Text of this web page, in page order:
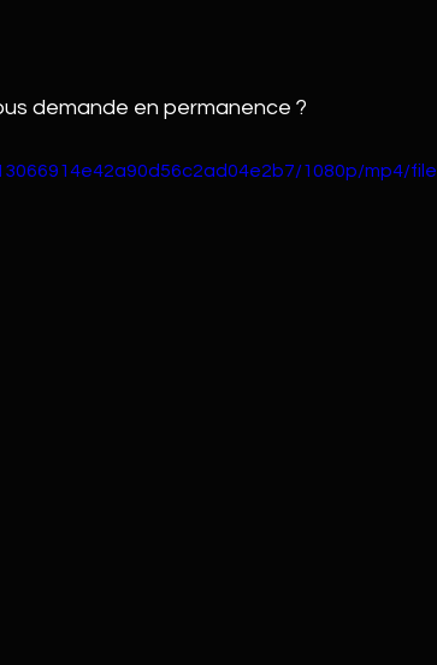
demande en permanence ?
1080p/mp4/file.